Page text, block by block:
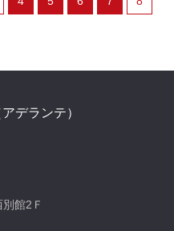
デランテ）
館2Ｆ